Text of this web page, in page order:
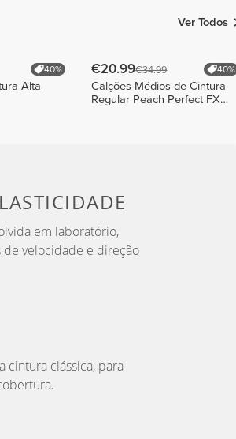
Ver Todos
40%
Alta
€20.99€34.99 40%
Calções Médios de Cintura
Regular Peach Perfect FX
em laboratório,
velocidade e direção
cintura clássica, para